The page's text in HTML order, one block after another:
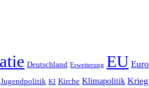
Deutschland Erweiterung EU Euro
Jugendpolitik KI Kirche Klimapolitik Krieg